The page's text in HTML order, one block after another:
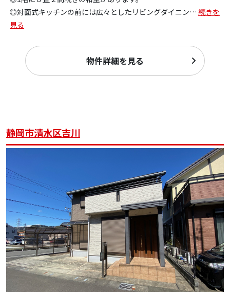
◎対面式キッチンの前には広々としたリビングダイニン… 続きを
見る
物件詳細を見る
静岡市清水区吉川